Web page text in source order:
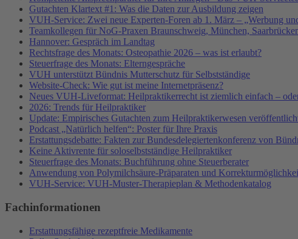
Gutachten Klartext #1: Was die Daten zur Ausbildung zeigen
VUH-Service: Zwei neue Experten-Foren ab 1. März – „Werbung
Teamkollegen für NoG-Praxen Braunschweig, München,
Hannover: Gespräch im Landtag
Rechtsfrage des Monats: Osteopathie 2026 – was ist erlaubt?
Steuerfrage des Monats: Elterngespräche
VUH unterstützt Bündnis Mutterschutz für Selbstständige
Website-Check: Wie gut ist meine Internetpräsenz?
Neues VUH-Liveformat: Heilpraktikerrecht ist ziemlich einfach –
2026: Trends für Heilpraktiker
Update: Empirisches Gutachten zum Heilpraktikerwesen
Podcast „Natürlich helfen“: Poster für Ihre Praxis
Erstattungsdebatte: Fakten zur Bundesdelegiertenkonferenz von
Keine Aktivrente für soloselbstständige Heilpraktiker
Steuerfrage des Monats: Buchführung ohne Steuerberater
Anwendung von Polymilchsäure-Präparaten und
VUH-Service: VUH-Muster-Therapieplan & Methodenkatalog
Fachinformationen
Erstattungsfähige rezeptfreie Medikamente